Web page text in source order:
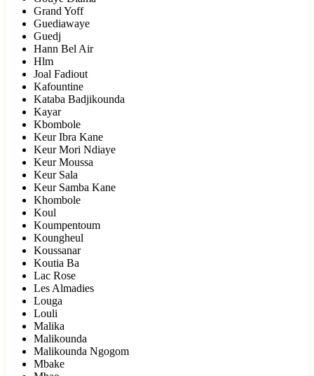
Grand Yoff
Guediawaye
Guedj
Hann Bel Air
Hlm
Joal Fadiout
Kafountine
Kataba Badjikounda
Kayar
Kbombole
Keur Ibra Kane
Keur Mori Ndiaye
Keur Moussa
Keur Sala
Keur Samba Kane
Khombole
Koul
Koumpentoum
Koungheul
Koussanar
Koutia Ba
Lac Rose
Les Almadies
Louga
Louli
Malika
Malikounda
Malikounda Ngogom
Mbake